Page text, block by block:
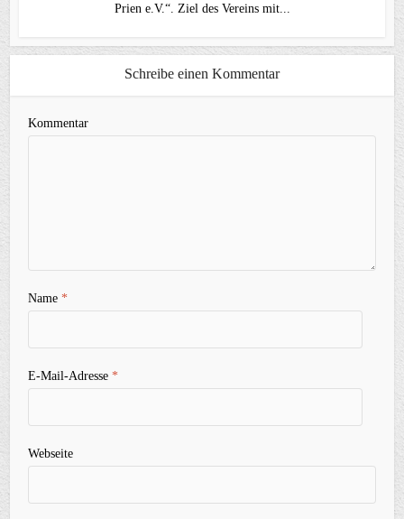
Prien e.V.“. Ziel des Vereins mit...
Schreibe einen Kommentar
Kommentar
Name*
E-Mail-Adresse*
Webseite